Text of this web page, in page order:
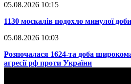
05.08.2026 10:15
​1130 москалів подохло минулої
05.08.2026 10:03
​Розпочалася 1624-та доба
агресії рф проти України